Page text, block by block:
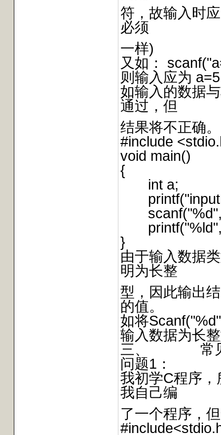
符，故输入时
必须
一样)
又如：
则输入应为
如输入的数据
通过，但
结果将不正确。
#include
void main()
{
int a;
printf("input
}
由于输入数据
明为长整
型，因此输出
的值。
如将
输入数据为长
三、 常见
问题1：
我初学C程序
我自己编
了一个程序，